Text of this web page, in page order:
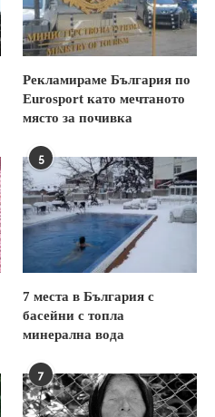
Рекламираме България по
Eurosport като мечтаното
място за почивка
5
7 места в България с
басейни с топла
минерална вода
7